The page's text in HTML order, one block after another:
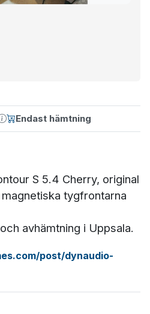
Endast hämtning
S 5.4 Cherry, original
tygfrontarna
avhämtning i Uppsala.
post/dynaudio-